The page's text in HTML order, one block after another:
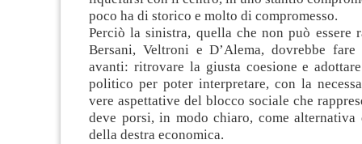
poco ha di storico e molto di compromesso.
Perciò la sinistra, quella che non può essere
Bersani, Veltroni e D’Alema, dovrebbe
avanti: ritrovare la giusta coesione e
politico per poter interpretare, con la
vere aspettative del blocco sociale che
deve porsi, in modo chiaro, come alternativa
della destra economica.